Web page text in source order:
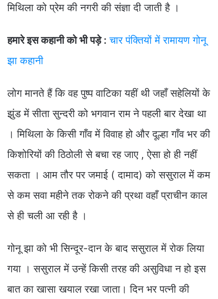
मिथिला को प्रेम की नगरी की संज्ञा दी जाती है ।
हमारे इस कहानी को भी पड़े : चार पंक्तियों में रामायण गोनू
झा कहानी
लोग मानते हैं कि वह पुष्प वाटिका यहीं थी जहाँ सहेलियों के
झुंड में सीता सुन्दरी को भगवान राम ने पहली बार देखा था
। मिथिला के किसी गाँव में विवाह हो और दूल्हा गाँव भर की
किशोरियों की ठिठोली से बचा रह जाए , ऐसा हो ही नहीं
सकता । आम तौर पर जमाई ( दामाद) को ससुराल में कम
से कम सवा महीने तक रोकने की प्रथा वहाँ प्राचीन काल
से ही चली आ रही है ।
गोनू झा को भी सिन्दूर-दान के बाद ससुराल में रोक लिया
गया । ससुराल में उन्हें किसी तरह की असुविधा न हो इस
बात का खासा खयाल रखा जाता। दिन भर पत्नी की